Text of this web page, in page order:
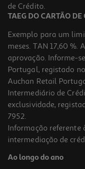
de Crédito.
TAEG DO CARTÃO DE
Exemplo para um
meses. TAN 17,60 %.
aprovação. Informe-
Portugal, registado
Auchan Retail
Intermediário de
exclusividade,
7952.
Informação referente
intermediação de
Ao longo do ano